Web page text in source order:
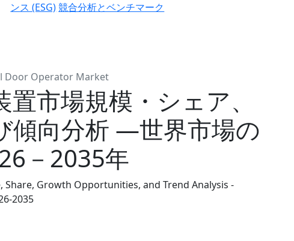
ンス (ESG)競合分析とベンチマーク
Door Operator Market
市場規模・シェア、
傾向分析 ―世界市場の
－2035年
Growth Opportunities, and Trend Analysis -
2035